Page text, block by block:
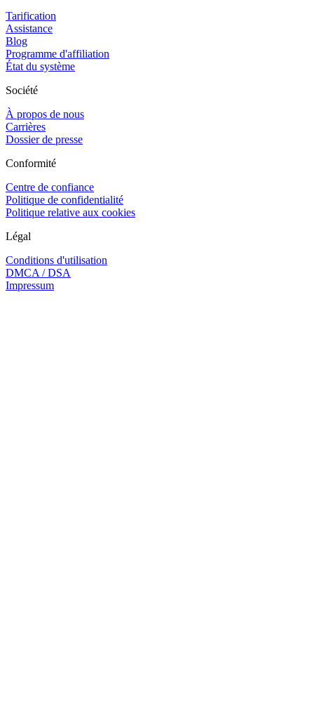
Tarification
Assistance
Blog
Programme d'affiliation
État du système
Société
À propos de nous
Carrières
Dossier de presse
Conformité
Centre de confiance
Politique de confidentialité
Politique relative aux cookies
Légal
Conditions d'utilisation
DMCA / DSA
Impressum